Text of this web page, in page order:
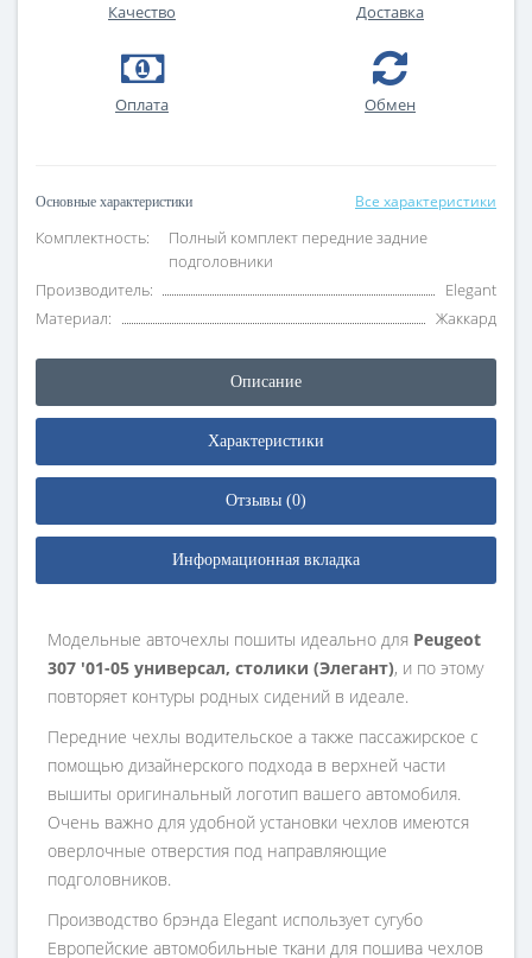
Качество Доставка
Оплата Обмен
Основные характеристики Все характеристики
Комплектность:
Полный комплект передние задние
подголовники
Производитель:
Elegant
Материал:
Жаккард
Описание
Характеристики
Отзывы (0)
Информационная вкладка
Модельные авточехлы пошиты идеально для Peugeot
307 '01-05 универсал, столики (Элегант), и по этому
повторяет контуры родных сидений в идеале.
Передние чехлы водительское а также пассажирское с
помощью дизайнерского подхода в верхней части
вышиты оригинальный логотип вашего автомобиля.
Очень важно для удобной установки чехлов имеются
оверлочные отверстия под направляющие
подголовников.
Производство брэнда Elegant использует сугубо
Европейские автомобильные ткани для пошива чехлов